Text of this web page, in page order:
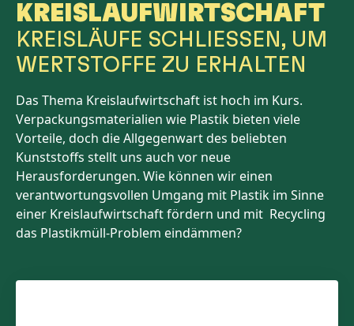
KREISLAUF­WIRTSCHAFT
KREISLÄUFE SCHLIESSEN, UM
WERTSTOFFE ZU ERHALTEN
Das Thema Kreislaufwirtschaft ist hoch im Kurs.
Verpackungsmaterialien wie Plastik bieten viele
Vorteile, doch die Allgegenwart des beliebten
Kunststoffs stellt uns auch vor neue
Herausforderungen. Wie können wir einen
verantwortungsvollen Umgang mit Plastik im Sinne
einer Kreislaufwirtschaft fördern und mit Recycling
das Plastikmüll-Problem eindämmen?